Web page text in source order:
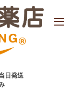
日発送